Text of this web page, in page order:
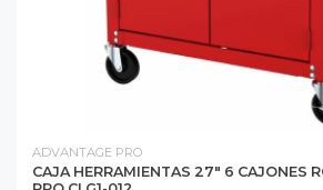
ADVANTAGE PRO
CAJA HERRAMIENTAS 27" 6 CAJONES